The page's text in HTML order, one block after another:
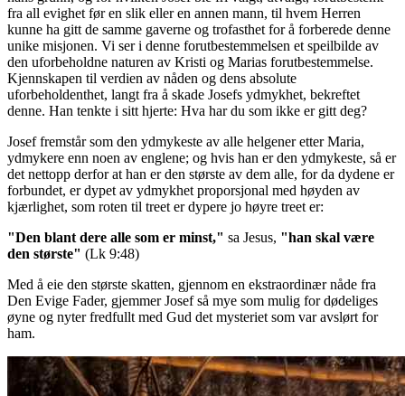
fra all evighet før en slik eller en annen mann, til hvem Herren
kunne ha gitt de samme gaverne og trofasthet for å forberede denne
unike misjonen. Vi ser i denne forutbestemmelsen et speilbilde av
den uforbeholdne naturen av Kristi og Marias forutbestemmelse.
Kjennskapen til verdien av nåden og dens absolute
uforbeholdenthet, langt fra å skade Josefs ydmykhet, bekreftet
denne. Han tenkte i sitt hjerte: Hva har du som ikke er gitt deg?
Josef fremstår som den ydmykeste av alle helgener etter Maria,
ydmykere enn noen av englene; og hvis han er den ydmykeste, så er
det nettopp derfor at han er den største av dem alle, for da dydene er
forbundet, er dypet av ydmykhet proporsjonal med høyden av
kjærlighet, som roten til treet er dypere jo høyre treet er:
"Den blant dere alle som er minst," sa Jesus, "han skal være
den største" (Lk 9:48)
Med å eie den største skatten, gjennom en ekstraordinær nåde fra
Den Evige Fader, gjemmer Josef så mye som mulig for dødeliges
øyne og nyter fredfullt med Gud det mysteriet som var avslørt for
ham.